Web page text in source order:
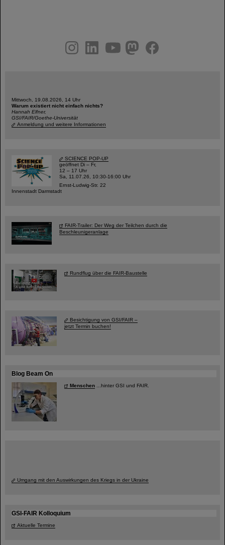
youtubehelmholtz.socialfacebook
Mittwoch, 19.08.2026, 14 Uhr
Warum existiert nicht einfach nichts?
Hannah Elfner,
GSI/FAIR/Goethe-Universität
Anmeldung und weitere Informationen
SCIENCE POP-UP
geöffnet Di – Fr,
12 – 17 Uhr
Sa, 11.07.26, 10:30-16:00 Uhr
Ernst-Ludwig-Str. 22
Innenstadt Darmstadt
FAIR-Trailer: Der Weg der Teilchen durch die
Beschleunigeranlage
Rundflug über die FAIR-Baustelle
Besichtigung von GSI/FAIR –
jetzt Termin buchen!
Blog Beam On
Menschen ...hinter GSI und FAIR.
Umgang mit den Auswirkungen des Kriegs in der Ukraine
GSI-FAIR Kolloquium
Aktuelle Termine